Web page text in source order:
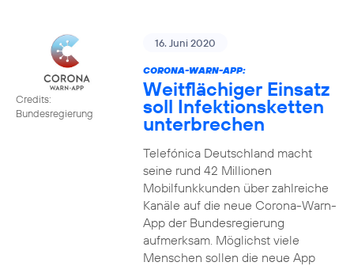
Credits:
Bundesregierung
16. Juni 2020
CORONA-WARN-APP:
Weitflächiger Einsatz
soll Infektionsketten
unterbrechen
Telefónica Deutschland macht
seine rund 42 Millionen
Mobilfunkkunden über zahlreiche
Kanäle auf die neue Corona-Warn-
App der Bundesregierung
aufmerksam. Möglichst viele
Menschen sollen die neue App